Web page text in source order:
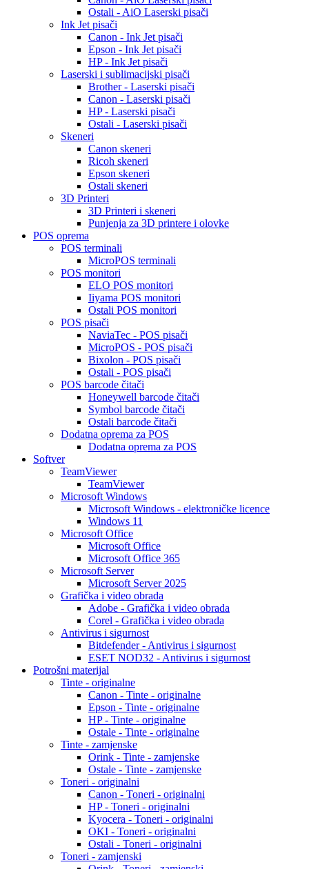
Ostali - AiO Laserski pisači
Ink Jet pisači
Canon - Ink Jet pisači
Epson - Ink Jet pisači
HP - Ink Jet pisači
Laserski i sublimacijski pisači
Brother - Laserski pisači
Canon - Laserski pisači
HP - Laserski pisači
Ostali - Laserski pisači
Skeneri
Canon skeneri
Ricoh skeneri
Epson skeneri
Ostali skeneri
3D Printeri
3D Printeri i skeneri
Punjenja za 3D printere i olovke
POS oprema
POS terminali
MicroPOS terminali
POS monitori
ELO POS monitori
Iiyama POS monitori
Ostali POS monitori
POS pisači
NaviaTec - POS pisači
MicroPOS - POS pisači
Bixolon - POS pisači
Ostali - POS pisači
POS barcode čitači
Honeywell barcode čitači
Symbol barcode čitači
Ostali barcode čitači
Dodatna oprema za POS
Dodatna oprema za POS
Softver
TeamViewer
TeamViewer
Microsoft Windows
Microsoft Windows - elektroničke licence
Windows 11
Microsoft Office
Microsoft Office
Microsoft Office 365
Microsoft Server
Microsoft Server 2025
Grafička i video obrada
Adobe - Grafička i video obrada
Corel - Grafička i video obrada
Antivirus i sigurnost
Bitdefender - Antivirus i sigurnost
ESET NOD32 - Antivirus i sigurnost
Potrošni materijal
Tinte - originalne
Canon - Tinte - originalne
Epson - Tinte - originalne
HP - Tinte - originalne
Ostale - Tinte - originalne
Tinte - zamjenske
Orink - Tinte - zamjenske
Ostale - Tinte - zamjenske
Toneri - originalni
Canon - Toneri - originalni
HP - Toneri - originalni
Kyocera - Toneri - originalni
OKI - Toneri - originalni
Ostali - Toneri - originalni
Toneri - zamjenski